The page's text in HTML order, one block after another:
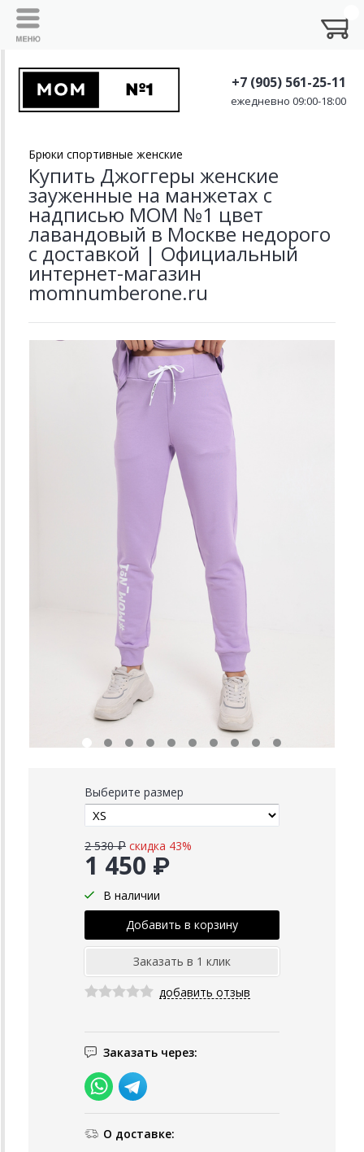
+7 (905) 561-25-11
ежедневно 09:00-18:00
Брюки спортивные женские
Купить Джоггеры женские
зауженные на манжетах с
надписью MOM №1 цвет
лавандовый в Москве недорого
с доставкой | Официальный
интернет-магазин
momnumberone.ru
Выберите размер
1 450 ₽
2 530 ₽ скидка 43%
В наличии
добавить отзыв
Заказать через:
О доставке: